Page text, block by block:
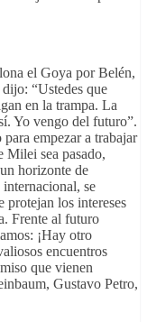
el Goya por Belén,
“Ustedes que
en la trampa. La
Yo vengo del futuro”.
empezar a trabajar
Milei sea pasado,
horizonte de
se
protejan los intereses
Frente al futuro
¡Hay otro
encuentros
que vienen
Gustavo Petro,